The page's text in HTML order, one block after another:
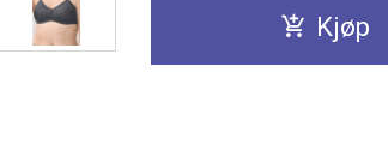
Kjøp